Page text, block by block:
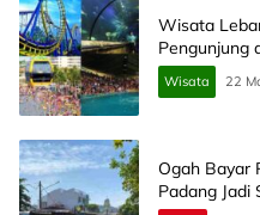
Wisata
Pengunjung
Wisata 22
Ogah Bayar
Padang Jadi